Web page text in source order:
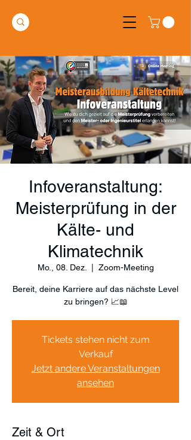
Infoveranstaltung:
Meisterprüfung in der
Kälte- und
Klimatechnik
Mo., 08. Dez. Zoom-Meeting
Bereit, deine Karriere auf das nächste Level
zu bringen? 📈📖
Tickets stehen nicht zum
Verkauf
Jetzt andere Veranstaltungen
ansehen
Zeit & Ort